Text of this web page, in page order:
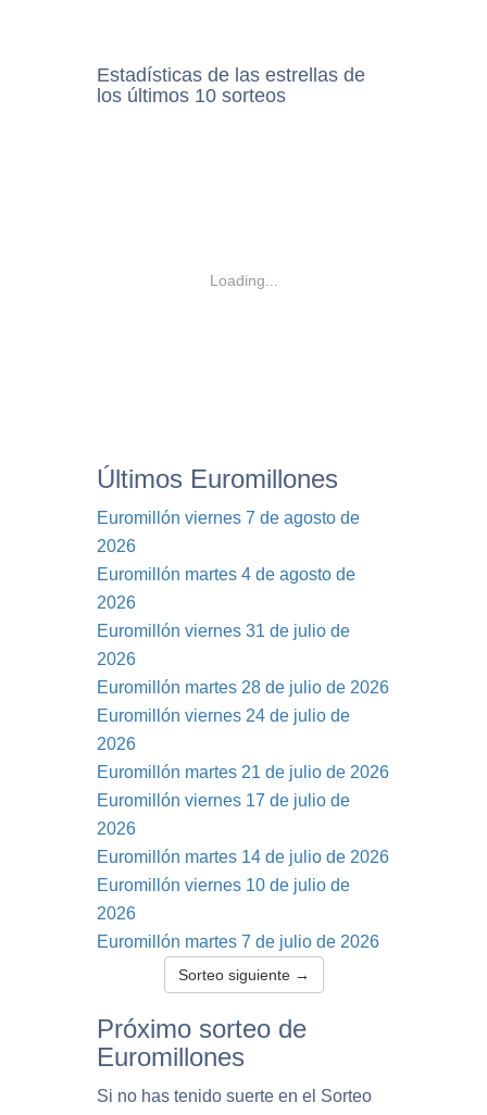
Estadísticas de las estrellas de
los últimos 10 sorteos
Loading...
Últimos Euromillones
Euromillón viernes 7 de agosto de
2026
Euromillón martes 4 de agosto de
2026
Euromillón viernes 31 de julio de
2026
Euromillón martes 28 de julio de 2026
Euromillón viernes 24 de julio de
2026
Euromillón martes 21 de julio de 2026
Euromillón viernes 17 de julio de
2026
Euromillón martes 14 de julio de 2026
Euromillón viernes 10 de julio de
2026
Euromillón martes 7 de julio de 2026
Sorteo siguiente →
Próximo sorteo de
Euromillones
Si no has tenido suerte en el Sorteo